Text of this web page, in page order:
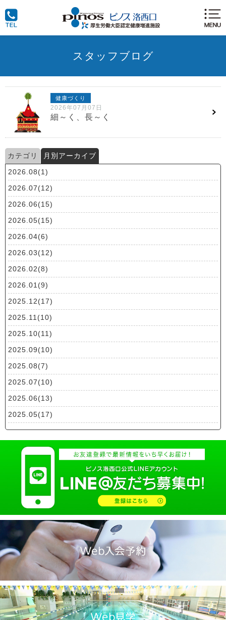
スタッフブログ
健康づくり
2026年07月07日
細～く、長～く
カテゴリ
月別アーカイブ
2026.08(1)
2026.07(12)
2026.06(15)
2026.05(15)
2026.04(6)
2026.03(12)
2026.02(8)
2026.01(9)
2025.12(17)
2025.11(10)
2025.10(11)
2025.09(10)
2025.08(7)
2025.07(10)
2025.06(13)
2025.05(17)
2025.04(19)
2025.03(10)
2025.01(14)
2024.12(14)
2024.10(18)
2024.09(15)
2024.08(21)
2024.07(20)
2024.06(29)
2024.05(22)